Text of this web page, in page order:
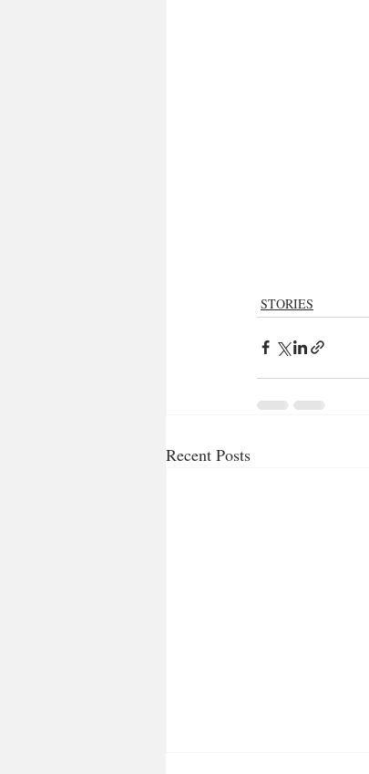
STORIES
Recent Posts